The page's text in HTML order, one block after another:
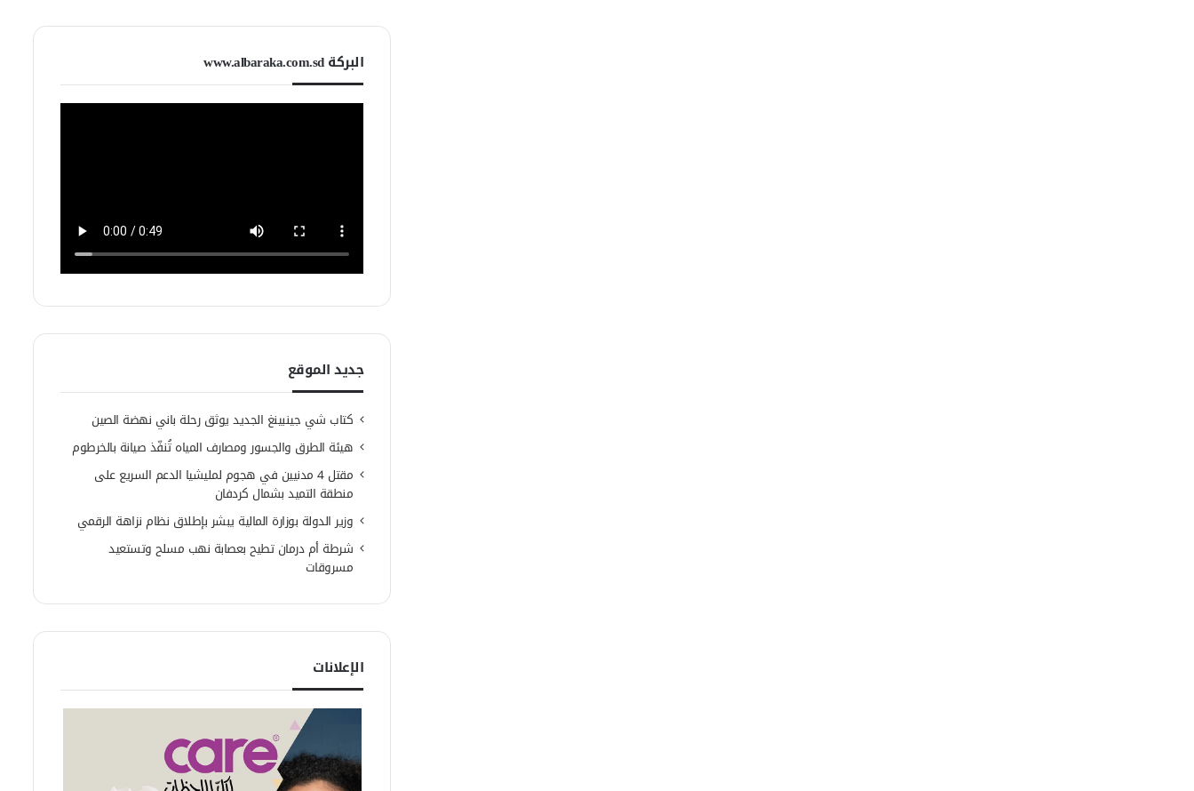
البركة www.albaraka.com.sd
جديد الموقع
كتاب شي جينبينغ الجديد يوثق رحلة باني نهضة الصين
هيئة الطرق والجسور ومصارف المياه تُنفّذ صيانة بالخرطوم
مقتل 4 مدنيين في هجوم لمليشيا الدعم السريع على
منطقة التميد بشمال كردفان
وزير الدولة بوزارة المالية يبشر بإطلاق نظام نزاهة الرقمي
شرطة أم درمان تطيح بعصابة نهب مسلح وتستعيد
مسروقات
الإعلانات